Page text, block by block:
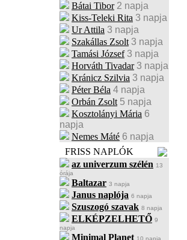
Bátai Tibor 2 napja
Kiss-Teleki Rita 3 napja
Ur Attila 3 napja
Szakállas Zsolt 3 napja
Tamási József 3 napja
Horváth Tivadar 3 napja
Kránicz Szilvia 3 napja
Péter Béla 4 napja
Orbán Zsolt 5 napja
Kosztolányi Mária 6
napja
Nemes Máté 6 napja
FRISS NAPLÓK
az univerzum szélén 13
órája
Baltazar 3 napja
Janus naplója 6 napja
Szuszogó szavak 8 napja
ELKÉPZELHETŐ 9
napja
Minimal Planet 10 napja